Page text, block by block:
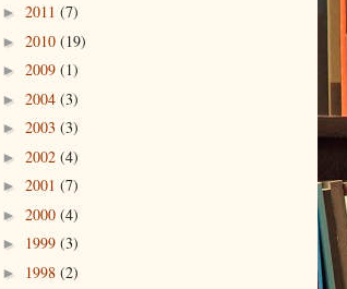
► 2011 (7)
► 2010 (19)
► 2009 (1)
► 2004 (3)
► 2003 (3)
► 2002 (4)
► 2001 (7)
► 2000 (4)
► 1999 (3)
► 1998 (2)